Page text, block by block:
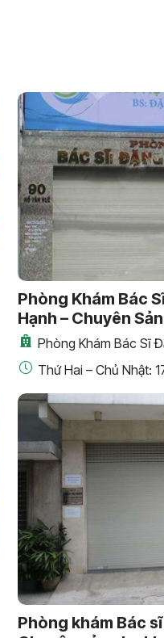
Phòng Khám Bác
Hạnh – Chuyên
Phòng Khám Bác Sĩ
Thứ Hai – Chủ Nhật:
Phòng khám Bác